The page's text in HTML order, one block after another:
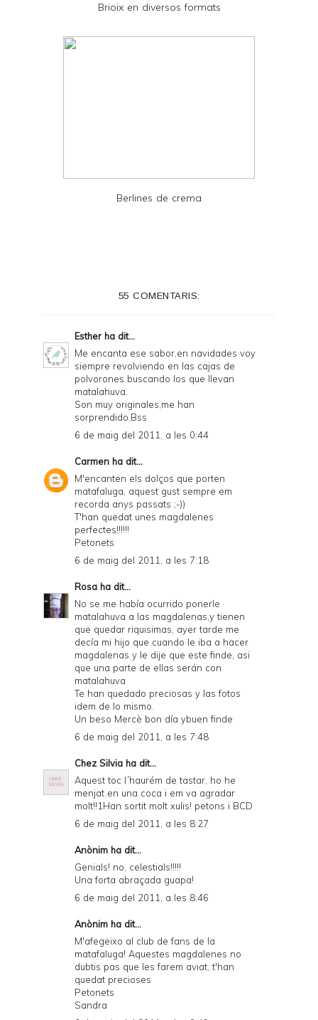
Brioix en diversos formats
Berlines de crema
55 COMENTARIS:
Esther ha dit...
Me encanta ese sabor,en navidades voy
siempre revolviendo en las cajas de
polvorones buscando los que llevan
matalahuva.
Son muy originales,me han
sorprendido.Bss
6 de maig del 2011, a les 0:44
Carmen ha dit...
M'encanten els dolços que porten
matafaluga, aquest gust sempre em
recorda anys passats ;-))
T'han quedat unes magdalenes
perfectes!!!!!!
Petonets
6 de maig del 2011, a les 7:18
Rosa ha dit...
No se me había ocurrido ponerle
matalahuva a las magdalenas,y tienen
que quedar riquisimas, ayer tarde me
decía mi hijo que cuando le iba a hacer
magdalenas y le dije que este finde, asi
que una parte de ellas serán con
matalahuva
Te han quedado preciosas y las fotos
idem de lo mismo.
Un beso Mercè bon día ybuen finde
6 de maig del 2011, a les 7:48
Chez Silvia ha dit...
Aquest toc l´haurém de tastar, ho he
menjat en una coca i em va agradar
molt!!1Han sortit molt xulis! petons i BCD
6 de maig del 2011, a les 8:27
Anònim ha dit...
Genials! no, celestials!!!!!
Una forta abraçada guapa!
6 de maig del 2011, a les 8:46
Anònim ha dit...
M'afegeixo al club de fans de la
matafaluga! Aquestes magdalenes no
dubtis pas que les farem aviat, t'han
quedat precioses
Petonets
Sandra